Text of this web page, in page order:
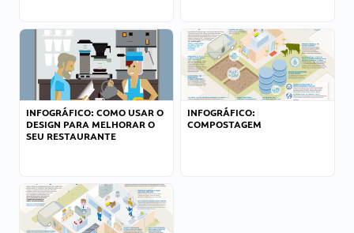
INFOGRÁFICO: COMO USAR O
DESIGN PARA MELHORAR O
SEU RESTAURANTE
INFOGRÁFICO:
COMPOSTAGEM